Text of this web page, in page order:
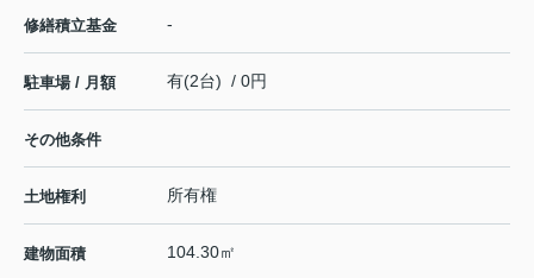
修繕積立基金 -
駐車場 / 月額 有(2台) / 0円
その他条件
土地権利 所有権
建物面積 104.30㎡